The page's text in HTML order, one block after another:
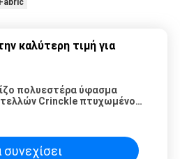
καλύτερη τιμή για
πολυεστέρα ύφασμα
Crinckle πτυχωμένο